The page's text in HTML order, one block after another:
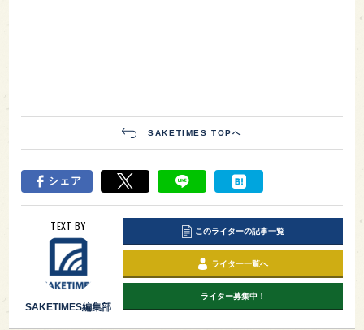
SAKETIMES TOPへ
シェア
TEXT BY
SAKETIMES編集部
このライターの記事一覧
ライター一覧へ
ライター募集中！